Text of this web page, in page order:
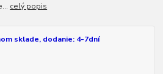
celý popis
sklade, dodanie: 4-7dní